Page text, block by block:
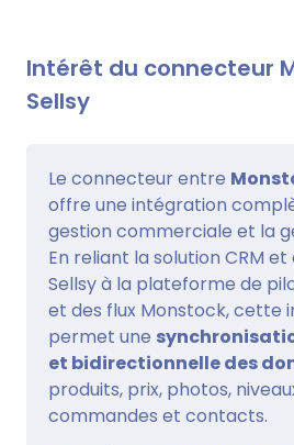
Intérêt du connecteur
Sellsy
Le connecteur entre
offre une intégration
gestion commerciale et la
En reliant la solution CRM
Sellsy à la plateforme de
et des flux Monstock, cette
permet une
et bidirectionnelle des
produits, prix, photos,
commandes et contacts.